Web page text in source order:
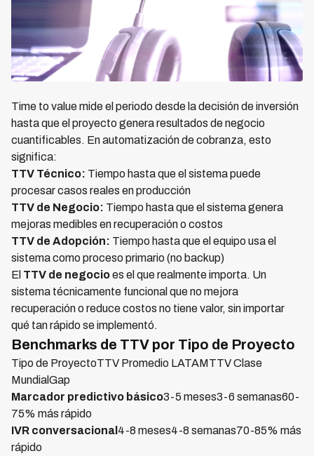
Time to value mide el periodo desde la decisión de inversión
hasta que el proyecto genera resultados de negocio
cuantificables. En automatización de cobranza, esto
significa:
TTV Técnico: Tiempo hasta que el sistema puede
procesar casos reales en producción
TTV de Negocio: Tiempo hasta que el sistema genera
mejoras medibles en recuperación o costos
TTV de Adopción: Tiempo hasta que el equipo usa el
sistema como proceso primario (no backup)
El TTV de negocioes el que realmente importa. Un
sistema técnicamente funcional que no mejora
recuperación o reduce costos no tiene valor, sin importar
qué tan rápido se implementó.
Benchmarks de TTV por Tipo de Proyecto
Tipo de ProyectoTTV Promedio LATAMTTV Clase
MundialGap
Marcador predictivo básico3-5 meses3-6 semanas60-
75% más rápido
IVR conversacional 4-8 meses4-8 semanas70-85% más
rápido